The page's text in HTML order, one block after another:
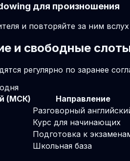
для произношения
и повторяйте за ним
и свободные
регулярно по заранее
(МСК)
Направление
Разговорный
Курс для начинающих
Подготовка к
Школьная база